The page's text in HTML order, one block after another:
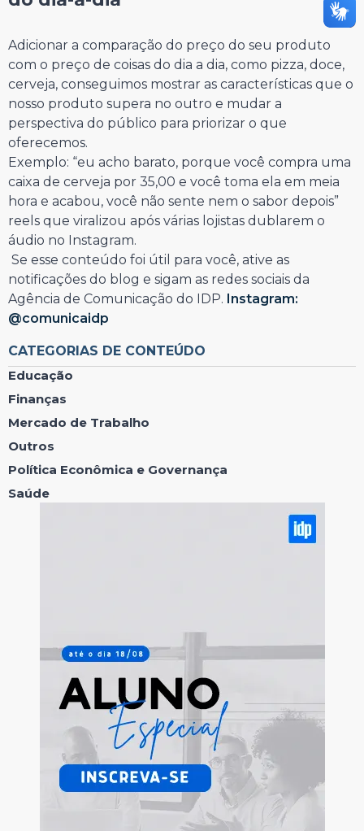
Adicionar a comparação do preço do seu produto
com o preço de coisas do dia a dia, como pizza, doce,
cerveja, conseguimos mostrar as características que o
nosso produto supera no outro e mudar a
perspectiva do público para priorizar o que
oferecemos.
Exemplo: “eu acho barato, porque você compra uma
caixa de cerveja por 35,00 e você toma ela em meia
hora e acabou, você não sente nem o sabor depois”
reels que viralizou após várias lojistas dublarem o
áudio no Instagram.
Se esse conteúdo foi útil para você, ative as
notificações do blog e sigam as redes sociais da
Agência de Comunicação do IDP. Instagram:
@comunicaidp
CATEGORIAS DE CONTEÚDO
Educação
Finanças
Mercado de Trabalho
Outros
Política Econômica e Governança
Saúde